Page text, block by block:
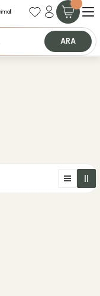
Teklif Alabilirsiniz.
ARA